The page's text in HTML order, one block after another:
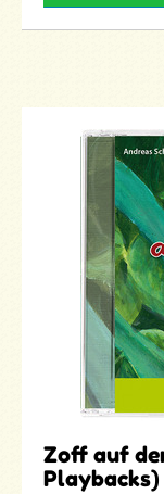
Zoff auf
Playbacks)